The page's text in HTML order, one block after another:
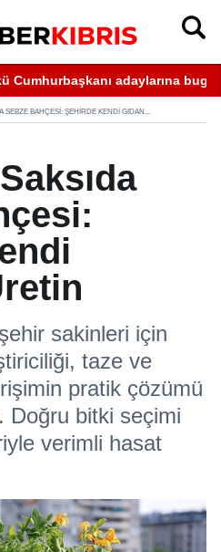
Cumhurbaşkanı adaylarına
SEBZE BAHÇESI: ŞEHIRDE KENDI GIDAN...
sakinleri için
taze ve
pratik çözümü
Doğru bitki seçimi
verimli hasat